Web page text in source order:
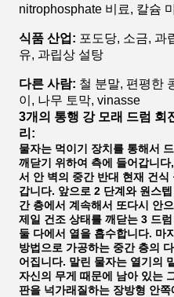
nitrophosphate 비료, 칼슘
식품 산업: 포도당, 소금, 과
유, 과립상 설탕
다른 사람: 철 분말, 편평한
이, 나무 토막, vinasse
3개의 통행 강 모래 드럼 회
리:
물자는 먹이기 장치를 통해서
깨닫기 위하여 측에 들어갑니
서 안 벽의 중간 반대 현재 건식
갑니다. 앞으로 2 단계와 원스
간 층에서 계속해서 또다시 안
제일 건조 상태를 깨닫는 3 드
둘 다에서 열을 흡수합니다. 마
방법으로 가공하는 중간 층의
어집니다. 말린 물자는 열기의
자신의 무게 때문에 남아 있는
판을 넉가래질하는 장방형 안